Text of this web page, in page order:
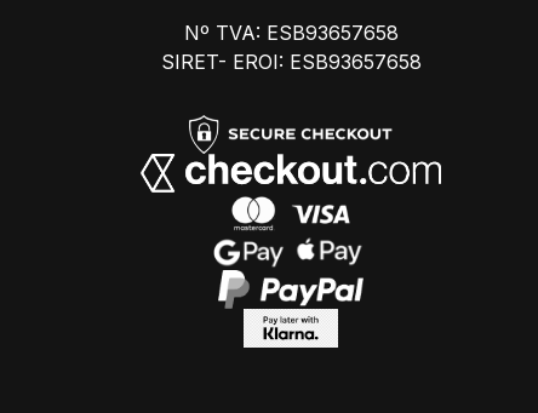
Nº TVA: ESB93657658
SIRET- EROI: ESB93657658